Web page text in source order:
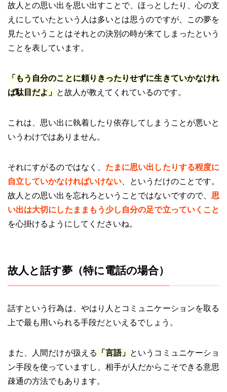
故人との思い出を思い出すことで、ほっとしたり、心の支
えにしていたという人は多いとは思うのですが、この夢を
見たということはそれとの決別の時が来てしまったという
ことを表しています。
「もう自分のことに頼りきったりせずに生きていかなけれ
ば駄目だよ」 と故人が教えてくれているのです。
これは、思い出に執着したり依存してしまうことが悪いと
いうわけではありません。
それにすがるのではなく、 たまに思い出したりする程度に
自立していかなければいけない 、というだけのことです。
故人との思い出を忘れろということではないですので、 思
い出は大切にしたままもう少し自分の足で立っていくこと
を心掛けるようにしてくださいね。
故人と話す夢（特に電話の場合）
話すという行為は、やはり人とコミュニケーションを取る
上で最も用いられる手段だといえるでしょう。
また、人間だけが扱える 「言語」 というコミュニケーショ
ン手段を使っていますし、相手が人だからこそできる意思
疎通の方法でもあります。